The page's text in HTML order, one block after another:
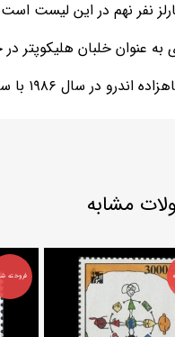
نفر نهم در این لیست
به عنوان خلبان هلیکوپتر
سال ۱۹۸۶ با سارا فرگوسن ازدواج کرد و حاصل این ازدواج دو دختر به نام‌های بئاتریس و یوژنی است. ازدواج این دو در سال ۱۹۹۶ به طلاق انجامید.
مشابه
فروخته